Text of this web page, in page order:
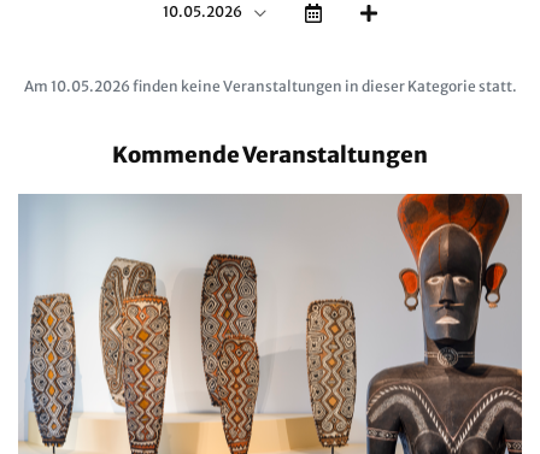
10.05.2026
Am 10.05.2026 finden keine Veranstaltungen in dieser Kategorie statt.
Kommende Veranstaltungen